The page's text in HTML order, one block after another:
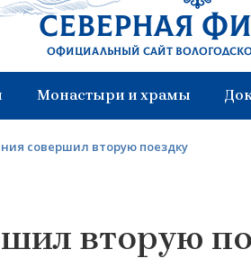
Северная
Официальный сайт
Монастыри и храмы
совершил вторую поездку
вторую